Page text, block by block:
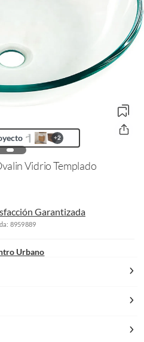
+2
Vidrio Templado
Garantizada
8959889
Urbano